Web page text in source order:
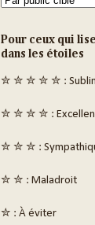
Pour ceux qui
dans les étoiles
✮ ✮ ✮ ✮ ✮ :
✮ ✮ ✮ ✮ :
✮ ✮ ✮ :
✮ ✮ : Maladroit
✮ : À éviter